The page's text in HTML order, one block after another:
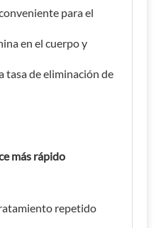
para el
en el cuerpo y
tasa de eliminación de
más rápido
repetido